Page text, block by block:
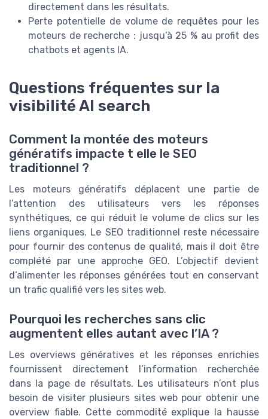
directement dans les résultats.
Perte potentielle de volume de requêtes pour les
moteurs de recherche : jusqu’à 25 % au profit des
chatbots et agents IA.
Questions fréquentes sur la
visibilité AI search
Comment la montée des moteurs
génératifs impacte t elle le SEO
traditionnel ?
Les moteurs génératifs déplacent une partie de
l’attention des utilisateurs vers les réponses
synthétiques, ce qui réduit le volume de clics sur les
liens organiques. Le SEO traditionnel reste nécessaire
pour fournir des contenus de qualité, mais il doit être
complété par une approche GEO. L’objectif devient
d’alimenter les réponses générées tout en conservant
un trafic qualifié vers les sites web.
Pourquoi les recherches sans clic
augmentent elles autant avec l’IA ?
Les overviews génératives et les réponses enrichies
fournissent directement l’information recherchée
dans la page de résultats. Les utilisateurs n’ont plus
besoin de visiter plusieurs sites web pour obtenir une
overview fiable. Cette commodité explique la hausse